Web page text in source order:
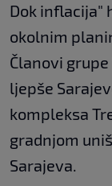
Dok inflacija"
okolnim
Članovi
ljepše
kompleksa
gradnjom
Sarajeva.